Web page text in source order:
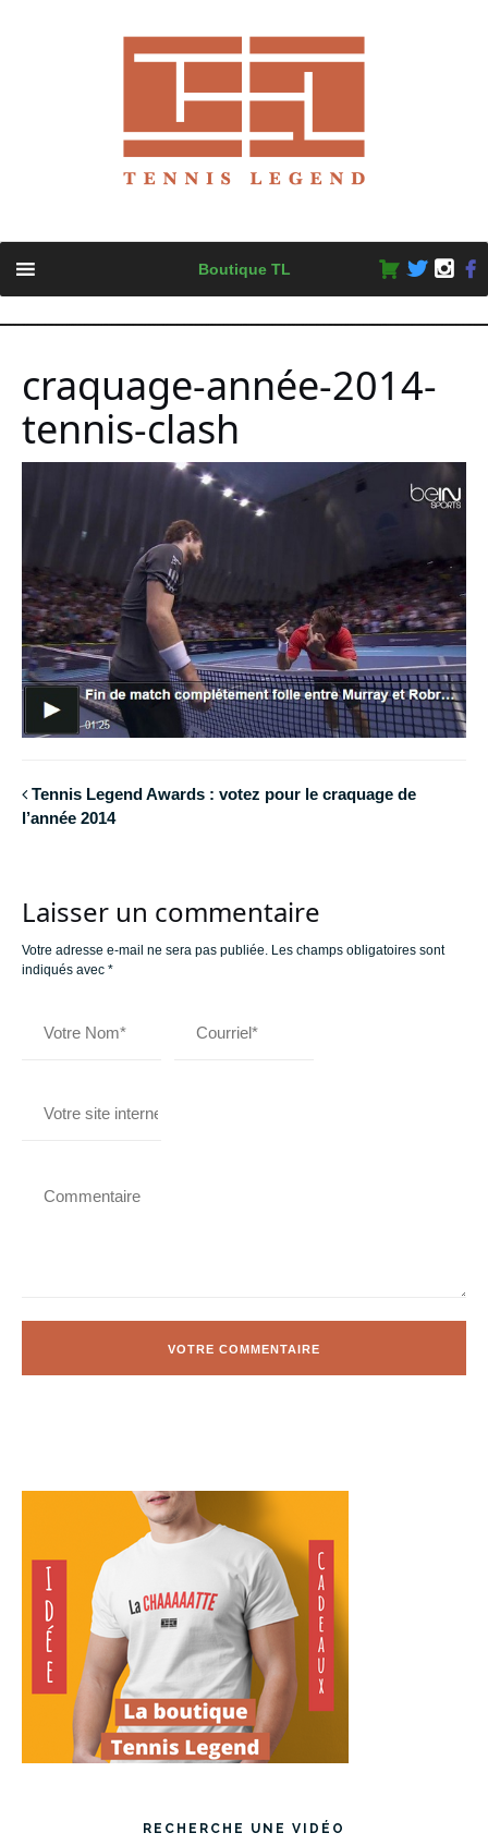
content
Boutique TL
craquage-année-2014-
tennis-clash
Tennis Legend Awards : votez pour le craquage de
l’année 2014
Laisser un commentaire
Votre adresse e-mail ne sera pas publiée. Les champs obligatoires sont
indiqués avec *
RECHERCHE UNE VIDÉO